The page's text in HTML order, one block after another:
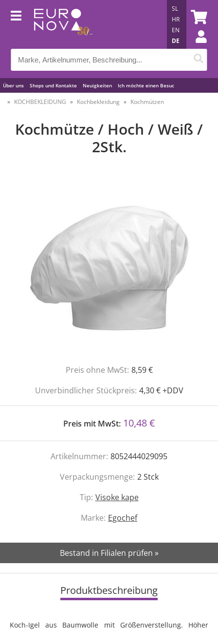
Über uns Shops und Kontakte Neuigkeiten Ich möchte einen Besuc
Nützliche Tipps
SL
HR
EN
DE
KOCHBEKLEIDUNG Kochbekleidung Kochmützen
Kochmütze / Hoch / Weiß /
2Stk.
Preis ohne MwSt: 8,59 €
Unverbindlicher Stückpreis: 4,30 € +DDV
Preis mit MwSt: 10,48 €
Artikelnummer: 8052444029095
Verpackungsmenge: 2Stck
Tip: Visoke kape
Marke: Egochef
Bestand in Filialen prüfen »
Produktbeschreibung
Koch-Igel aus Baumwolle mit Größenverstellung. Höher